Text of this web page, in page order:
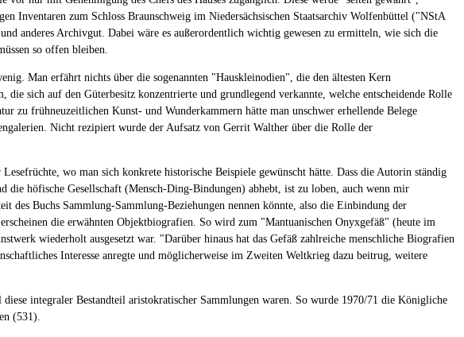
Inventaren zum Schloss Braunschweig im Niedersächsischen Staatsarchiv Wolfenbüttel ("NStA
anderes Archivgut. Dabei wäre es außerordentlich wichtig gewesen zu ermitteln, wie sich die
so offen bleiben.
Man erfährt nichts über die sogenannten "Hauskleinodien", die den ältesten Kern
sich auf den Güterbesitz konzentrierte und grundlegend verkannte, welche entscheidende Rolle
zu frühneuzeitlichen Kunst- und Wunderkammern hätte man unschwer erhellende Belege
Nicht rezipiert wurde der Aufsatz von Gerrit Walther über die Rolle der
wo man sich konkrete historische Beispiele gewünscht hätte. Dass die Autorin ständig
höfische Gesellschaft (Mensch-Ding-Bindungen) abhebt, ist zu loben, auch wenn mir
Buchs Sammlung-Sammlung-Beziehungen nennen könnte, also die Einbindung der
die erwähnten Objektbiografien. So wird zum "Mantuanischen Onyxgefäß" (heute im
wiederholt ausgesetzt war. "Darüber hinaus hat das Gefäß zahlreiche menschliche Biografien
Interesse anregte und möglicherweise im Zweiten Weltkrieg dazu beitrug, weitere
integraler Bestandteil aristokratischer Sammlungen waren. So wurde 1970/71 die Königliche
(531).